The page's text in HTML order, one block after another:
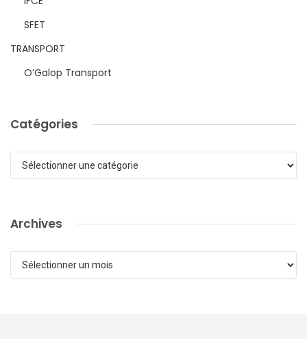
SFET
TRANSPORT
O’Galop Transport
Catégories
Catégories
Archives
Archives